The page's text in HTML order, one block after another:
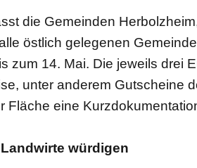
die Gemeinden
östlich gelegenen
zum 14. Mai. Die jeweils drei
unter anderem Gutscheine
Fläche eine
würdigen